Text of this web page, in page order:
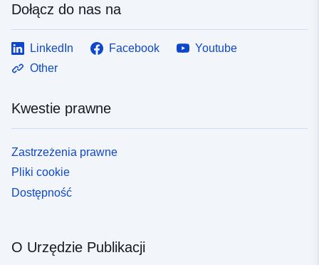
Dołącz do nas na
LinkedIn Facebook
Youtube
Other
Kwestie prawne
Zastrzeżenia prawne
Pliki cookie
Dostępność
O Urzędzie Publikacji